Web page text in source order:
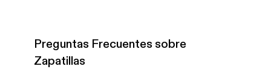
Preguntas Frecuentes sobre
Zapatillas